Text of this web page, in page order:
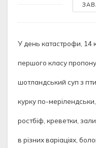
У день катастрофи, 14
першого класу
шотландський суп з
курку по-мерілендськи,
ростбіф, креветки,
в різних варіаціях,